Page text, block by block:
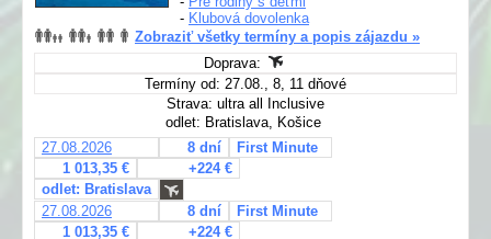
- Klubová dovolenka
Zobraziť všetky termíny a popis zájazdu »
Doprava:
Termíny od: 27.08., 8, 11 dňové
Strava: ultra all Inclusive
odlet: Bratislava, Košice
27.08.2026
8 dní
First Minute
1 013,35 €
+224 €
odlet: Bratislava
27.08.2026
8 dní
First Minute
1 013,35 €
+224 €